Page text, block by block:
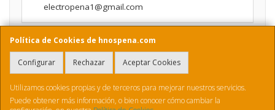
Política de Cookies de hnospena.com
Configurar Rechazar Aceptar Cookies
Utilizamos cookies propias y de terceros para mejorar nuestros servicios.
Puede obtener más información, o bien conocer cómo cambiar la
electropena1@gmail.com
Horario
9:00 a 14:00 y de 16:00 A 20:00